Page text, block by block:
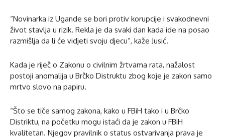
“Novinarka iz Ugande se bori protiv korupcije i svakodnevni
život stavlja u rizik. Rekla je da svaki dan kada ide na posao
razmišlja da li će vidjeti svoju djecu”, kaže Jusić.
Kada je riječ o Zakonu o civilnim žrtvama rata, nažalost
postoji anomalija u Brčko Distruktu zbog koje je zakon samo
mrtvo slovo na papiru.
“Što se tiče samog zakona, kako u FBiH tako i u Brčko
Distriktu, na početku mogu istaći da je zakon u FBiH
kvalitetan. Njegov pravilnik o status ostvarivanja prava je